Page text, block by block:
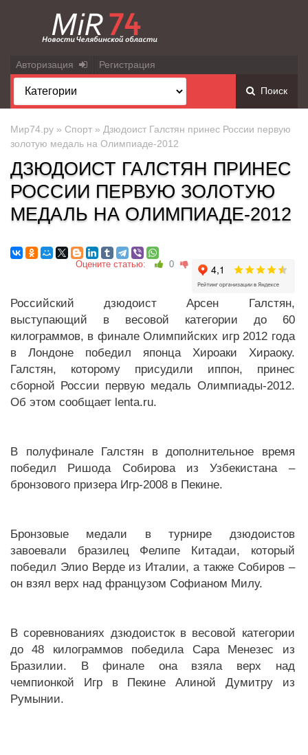
Авторизация Регистрация
Поиск
Мир74.ру » Спорт » Дзюдоист Галстян принес России первую
золотую медаль на Олимпиаде-2012
ДЗЮДОИСТ ГАЛСТЯН ПРИНЕС
РОССИИ ПЕРВУЮ ЗОЛОТУЮ
МЕДАЛЬ НА ОЛИМПИАДЕ-2012
Оцените статью: 0
Российский дзюдоист Арсен Галстян,
выступающий в весовой категории до 60
килограммов, в финале Олимпийских игр 2012 года
в Лондоне победил японца Хироаки Хираоку.
Галстян, которому присудили иппон, принес
сборной России первую медаль Олимпиады-2012.
Об этом сообщает lenta.ru.
В полуфинале Галстян в дополнительное время
победил Ришода Собирова из Узбекистана –
бронзового призера Игр-2008 в Пекине.
Бронзовые медали в турнире дзюдоистов
завоевали бразилец Фелипе Китадаи, который
победил Элио Верде из Италии, а также Собиров –
он взял верх над французом Софианом Милу.
В соревнованиях дзюдоисток в весовой категории
до 48 килограммов победила Сара Менезес из
Бразилии. В финале она взяла верх над
чемпионкой Игр в Пекине Алиной Думитру из
Румынии.